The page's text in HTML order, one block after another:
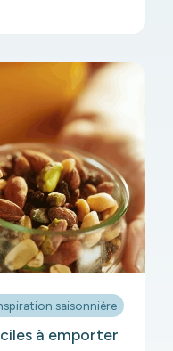
saisonnière
à emporter